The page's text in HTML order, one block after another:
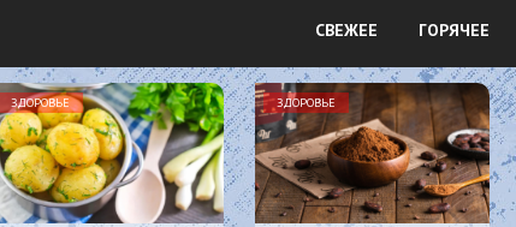
СВЕЖЕЕ ГОРЯЧЕЕ
ЗДОРОВЬЕ ЗДОРОВЬЕ